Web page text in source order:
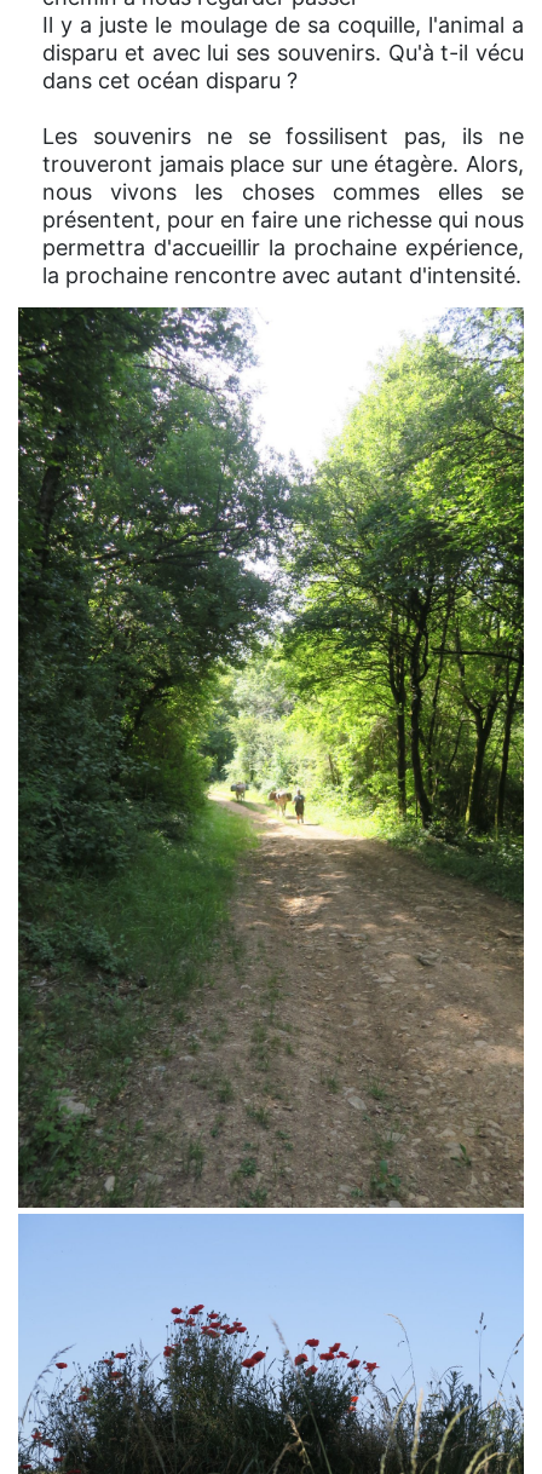
Il y a juste le moulage de sa coquille, l'animal a
disparu et avec lui ses souvenirs. Qu'à t-il vécu
dans cet océan disparu ?
Les souvenirs ne se fossilisent pas, ils ne
trouveront jamais place sur une étagère. Alors,
nous vivons les choses commes elles se
présentent, pour en faire une richesse qui nous
permettra d'accueillir la prochaine expérience,
la prochaine rencontre avec autant d'intensité.